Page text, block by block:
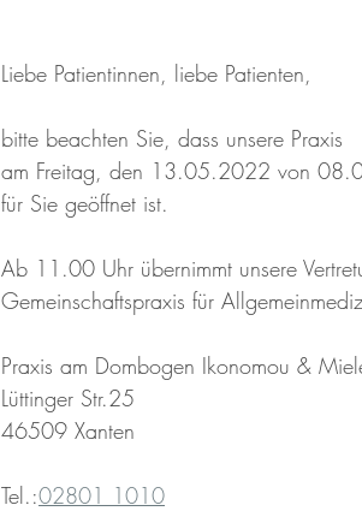
Liebe Patientinnen, liebe Patienten,
bitte beachten Sie, dass unsere Praxis
am Freitag, den 13.05.2022 von
für Sie geöffnet ist.
Ab 11.00 Uhr übernimmt unsere
Gemeinschaftspraxis für
Praxis am Dombogen Ikonomou &
Lüttinger Str.25
46509 Xanten
Tel.:02801 1010